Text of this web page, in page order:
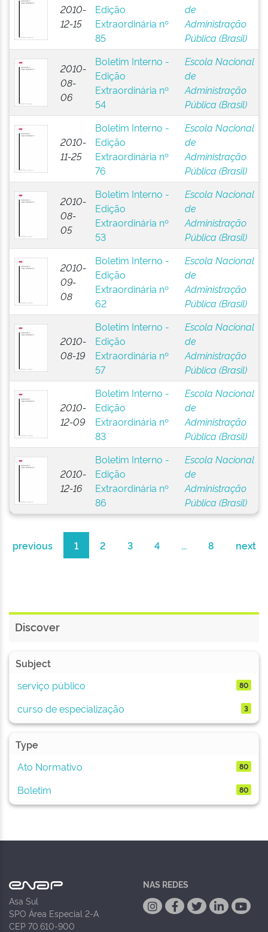
2010-
12-15
Edição
Extraordinária nº
85
de
Administração
Pública (Brasil)
2010-
08-
06
Boletim Interno -
Edição
Extraordinária nº
54
Escola Nacional
de
Administração
Pública (Brasil)
2010-
11-25
Boletim Interno -
Edição
Extraordinária nº
76
Escola Nacional
de
Administração
Pública (Brasil)
2010-
08-
05
Boletim Interno -
Edição
Extraordinária nº
53
Escola Nacional
de
Administração
Pública (Brasil)
2010-
09-
08
Boletim Interno -
Edição
Extraordinária nº
62
Escola Nacional
de
Administração
Pública (Brasil)
2010-
08-19
Boletim Interno -
Edição
Extraordinária nº
57
Escola Nacional
de
Administração
Pública (Brasil)
2010-
12-09
Boletim Interno -
Edição
Extraordinária nº
83
Escola Nacional
de
Administração
Pública (Brasil)
2010-
12-16
Boletim Interno -
Edição
Extraordinária nº
86
Escola Nacional
de
Administração
Pública (Brasil)
previous 1 2 3 4 ... 8 next
Discover
Subject
serviço público
80
curso de especialização 3
Type
Ato Normativo
80
Boletim 80
Asa Sul
SPO Área Especial 2-A
CEP 70.610-900
NAS REDES